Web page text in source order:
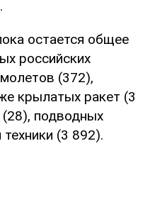
остается общее
российских
(372),
крылатых ракет (3
подводных
(3 892).